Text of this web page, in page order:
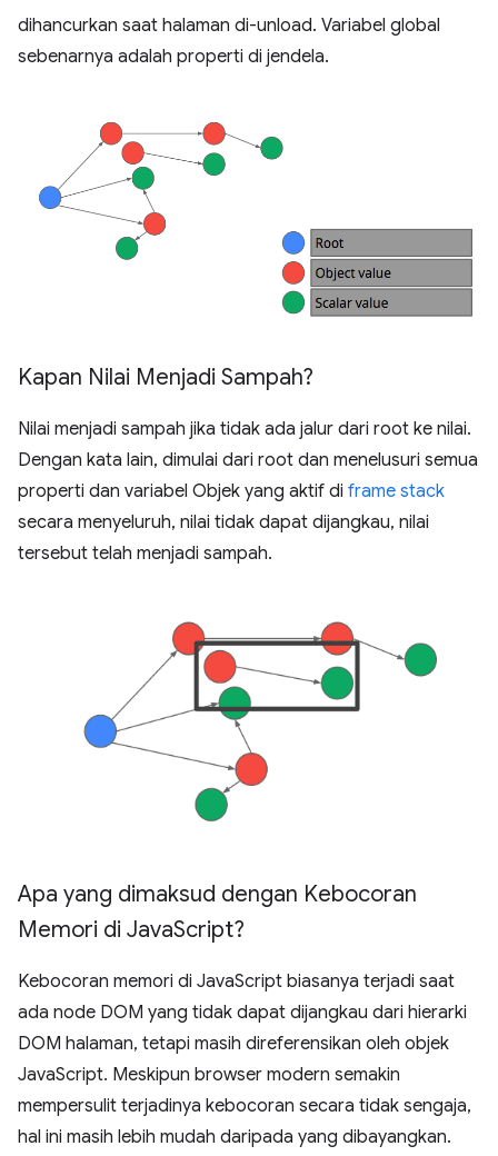
dihancurkan saat halaman di-unload. Variabel global
sebenarnya adalah properti di jendela.
Kapan Nilai Menjadi Sampah?
Nilai menjadi sampah jika tidak ada jalur dari root ke nilai.
Dengan kata lain, dimulai dari root dan menelusuri semua
properti dan variabel Objek yang aktif di frame stack
secara menyeluruh, nilai tidak dapat dijangkau, nilai
tersebut telah menjadi sampah.
Apa yang dimaksud dengan Kebocoran
Memori di JavaScript?
Kebocoran memori di JavaScript biasanya terjadi saat
ada node DOM yang tidak dapat dijangkau dari hierarki
DOM halaman, tetapi masih direferensikan oleh objek
JavaScript. Meskipun browser modern semakin
mempersulit terjadinya kebocoran secara tidak sengaja,
hal ini masih lebih mudah daripada yang dibayangkan.